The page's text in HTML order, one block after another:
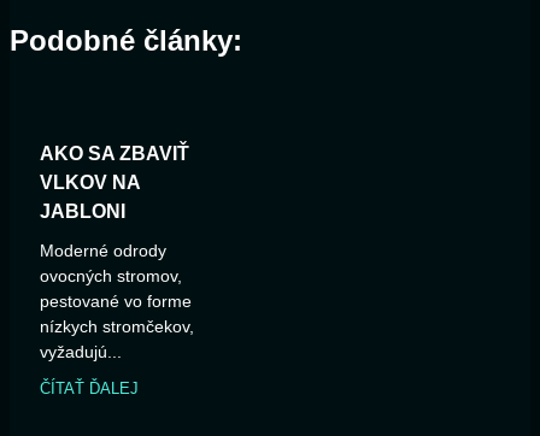
Podobné články:
AKO SA ZBAVIŤ
VLKOV NA
JABLONI
Moderné odrody
ovocných stromov,
pestované vo forme
nízkych stromčekov,
vyžadujú...
ČÍTAŤ ĎALEJ